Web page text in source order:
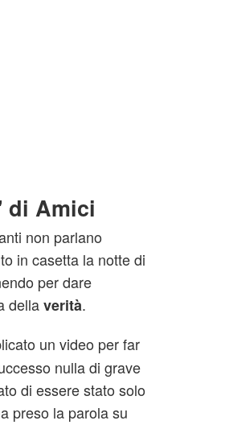
di Amici
non parlano
in casetta la notte di
per dare
dellaverità.
un video per far
nulla di grave
di essere stato solo
preso la parola su